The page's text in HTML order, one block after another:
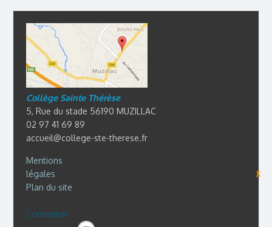
Collège Sainte Thérèse
5, Rue du stade 56190 MUZILLAC
02 97 41 69 89
accueil@college-ste-therese.fr
Mentions
légales
⊼
Plan du site
Connexion